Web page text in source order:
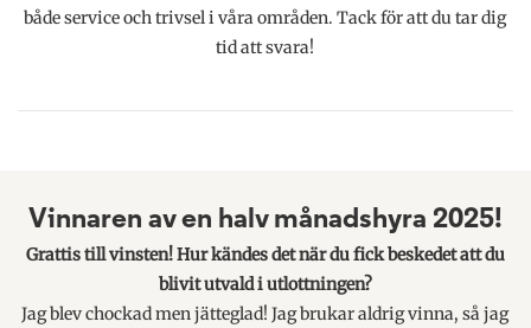
både service och trivsel i våra områden. Tack för att du tar dig
tid att svara!
Vinnaren av en halv månadshyra 2025!
Grattis till vinsten! Hur kändes det när du fick beskedet att du
blivit utvald i utlottningen?
Jag blev chockad men jätteglad! Jag brukar aldrig vinna, så jag